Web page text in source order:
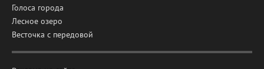
Голоса города
Лесное озеро
Весточка с передовой